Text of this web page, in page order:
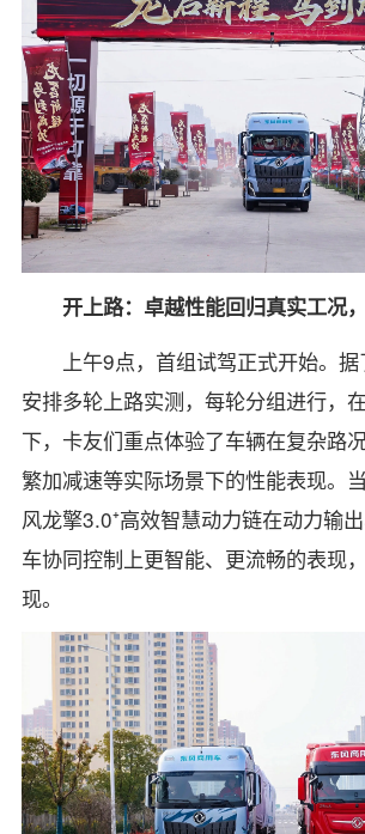
开上路：卓越性能回归真实工况
上午9点，首组试驾正式开始。
安排多轮上路实测，每轮分组进行，
下，卡友们重点体验了车辆在复杂路
繁加减速等实际场景下的性能表现。
风龙擎3.0⁺高效智慧动力链在动力输
车协同控制上更智能、更流畅的表现
现。